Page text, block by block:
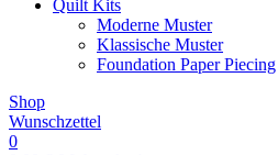
Quilt Kits
Moderne Muster
Klassische Muster
Foundation Paper Piecing
Shop
Wunschzettel
0